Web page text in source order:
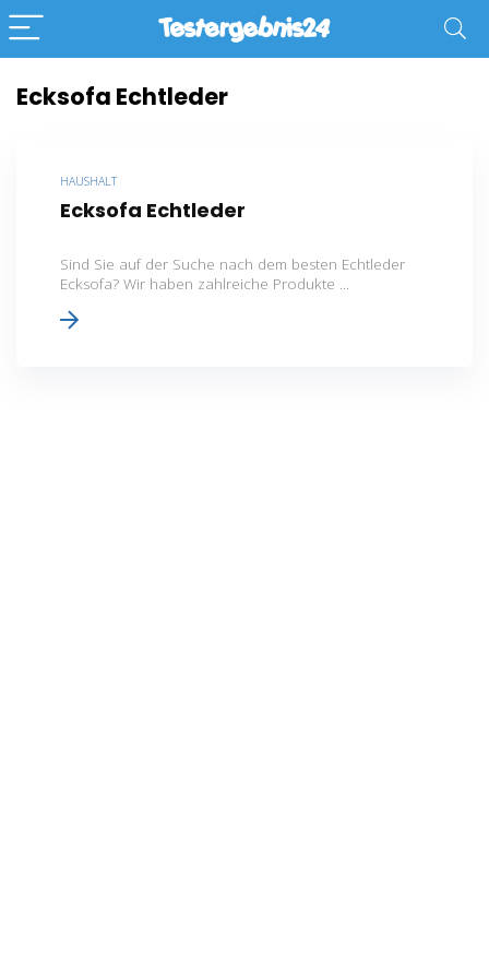
Ecksofa Echtleder
HAUSHALT
Ecksofa Echtleder
Sind Sie auf der Suche nach dem besten Echtleder
Ecksofa? Wir haben zahlreiche Produkte ...